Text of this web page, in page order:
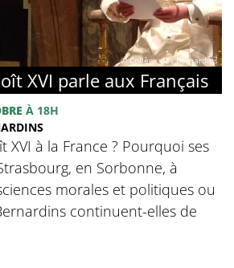
© Collège des Bernardins
XVI parle aux Français
À 18H
XVI à la France ? Pourquoi ses
en Sorbonne, à
morales et politiques ou
continuent-elles de